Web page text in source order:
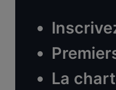
La